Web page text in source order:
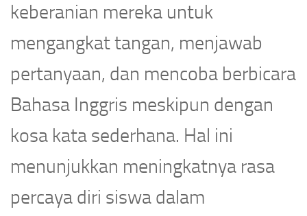
keberanian mereka untuk
mengangkat tangan, menjawab
pertanyaan, dan mencoba berbicara
Bahasa Inggris meskipun dengan
kosa kata sederhana. Hal ini
menunjukkan meningkatnya rasa
percaya diri siswa dalam